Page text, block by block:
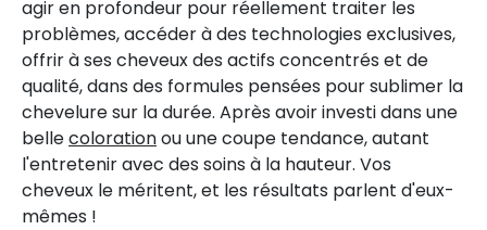
agir en profondeur pour réellement traiter les
problèmes, accéder à des technologies exclusives,
offrir à ses cheveux des actifs concentrés et de
qualité, dans des formules pensées pour sublimer la
chevelure sur la durée. Après avoir investi dans une
bellecolorationou une coupe tendance, autant
l'entretenir avec des soins à la hauteur. Vos
cheveux le méritent, et les résultats parlent d'eux-
mêmes !